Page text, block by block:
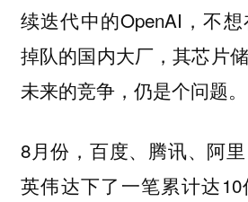
续迭代中的OpenAI，不想
掉队的国内大厂，其芯片
未来的竞争，仍是个问题。
8月份，百度、腾讯、阿
英伟达下了一笔累计达